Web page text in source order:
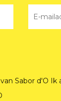
Sabor d'O Ik